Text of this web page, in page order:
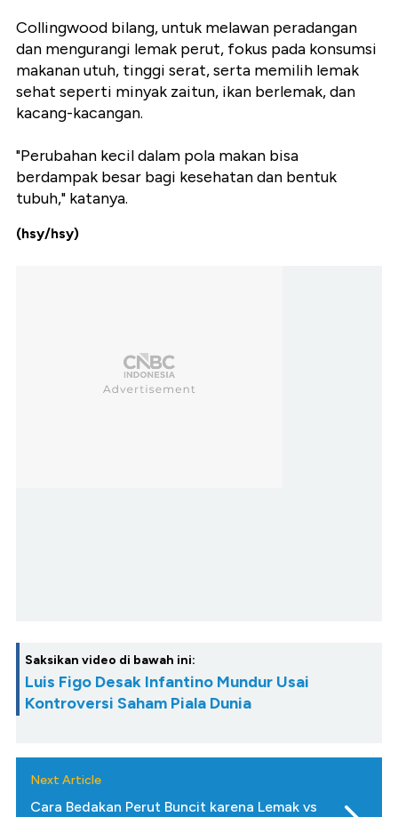
Collingwood bilang, untuk melawan peradangan
dan mengurangi lemak perut, fokus pada konsumsi
makanan utuh, tinggi serat, serta memilih lemak
sehat seperti minyak zaitun, ikan berlemak, dan
kacang-kacangan.
"Perubahan kecil dalam pola makan bisa
berdampak besar bagi kesehatan dan bentuk
tubuh," katanya.
(hsy/hsy)
Saksikan video di bawah ini:
Luis Figo Desak Infantino Mundur Usai
Kontroversi Saham Piala Dunia
Next Article
Cara Bedakan Perut Buncit karena Lemak vs